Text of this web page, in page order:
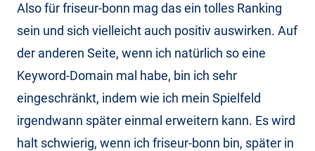
Also für friseur-bonn mag das ein tolles Ranking
sein und sich vielleicht auch positiv auswirken. Auf
der anderen Seite, wenn ich natürlich so eine
Keyword-Domain mal habe, bin ich sehr
eingeschränkt, indem wie ich mein Spielfeld
irgendwann später einmal erweitern kann. Es wird
halt schwierig, wenn ich friseur-bonn bin, später in